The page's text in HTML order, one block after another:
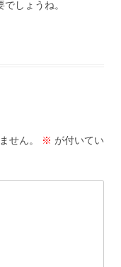
しょうね。
せん。 ※ が付いてい